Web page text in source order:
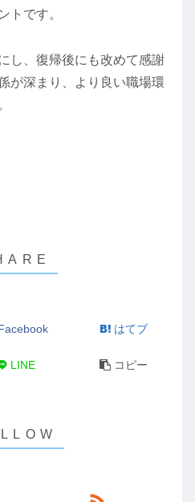
トです。
し、復帰後にも改めて感謝
が深まり、より良い職場環
はてブ
LINE コピー